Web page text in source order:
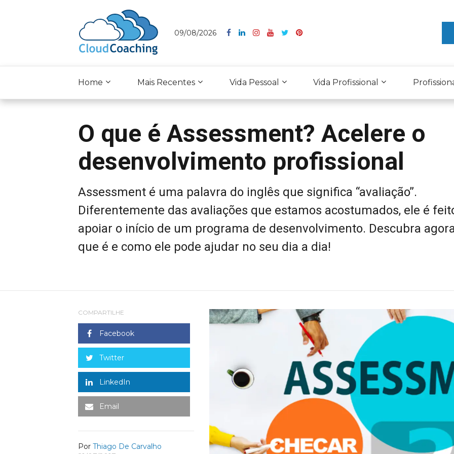
09/08/2026
Home Mais Recentes Vida Pessoal Vida Profissional
O que é Assessment? Acelere o
desenvolvimento profissional
Assessment é uma palavra do inglês que significa “avaliação”.
Diferentemente das avaliações que estamos acostumados, ele é
apoiar o início de um programa de desenvolvimento. Descubra
que é e como ele pode ajudar no seu dia a dia!
COMPARTILHE
Facebook
Twitter
LinkedIn
Email
Por Thiago De Carvalho